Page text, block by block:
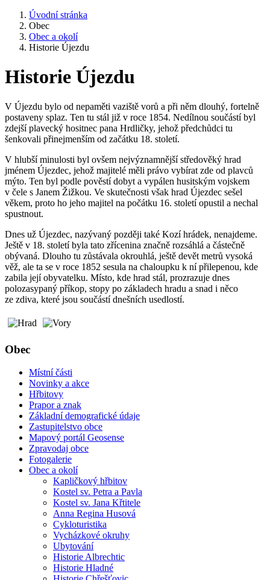
Úvodní stránka
Obec
Obec a okolí
Historie Újezdu
Historie Újezdu
V Újezdu bylo od nepaměti vaziště vorů a při něm dlouhý, fortelně
postaveny splaz. Ten tu stál již v roce 1854. Nedílnou součástí byl
zdejší plavecký hositnec pana Hrdličky, jehož předchůdci tu
šenkovali přinejmenším od začátku 18. století.
V hlubší minulosti byl ovšem nejvýznamnější středověký hrad
jménem Újezdec, jehož majitelé měli právo vybírat zde od plavců
mýto. Ten byl podle pověstí dobyt a vypálen husitským vojskem
v čele s Janem Žižkou. Ve skutečnosti však hrad Újezdec sešel
věkem, proto ho jeho majitel na počátku 16. století opustil a nechal
spustnout.
Dnes už Újezdec, nazývaný později také Kozí hrádek, nenajdeme.
Ještě v 18. století byla tato zřícenina značně rozsáhlá a částečně
obývaná. Dlouho tu zůstávala okrouhlá, ještě devět metrů vysoká
věž, ale ta se v roce 1852 sesula na chaloupku k ní přilepenou, kde
zabila její obyvatelku. Místo, kde hrad stál, prozrazuje dnes
polozasypaný příkop, stopy po základech hradu a snad i něco
ze zdiva, které jsou součástí dnešních usedlostí.
Obec
Místní části
Novinky a akce
Hřbitovy
Prapor a znak
Základní demografické údaje
Zastupitelstvo obce
Mapový portál Geosense
Zpravodaj obce
Fotogalerie
Obec a okolí
Kapličkový hřbitov
Kostel sv. Petra a Pavla
Kostel sv. Jana Křtitele
Anna Regina Husová
Cykloturistika
Vycházkové okruhy
Ubytování
Historie Albrechtic
Historie Hladné